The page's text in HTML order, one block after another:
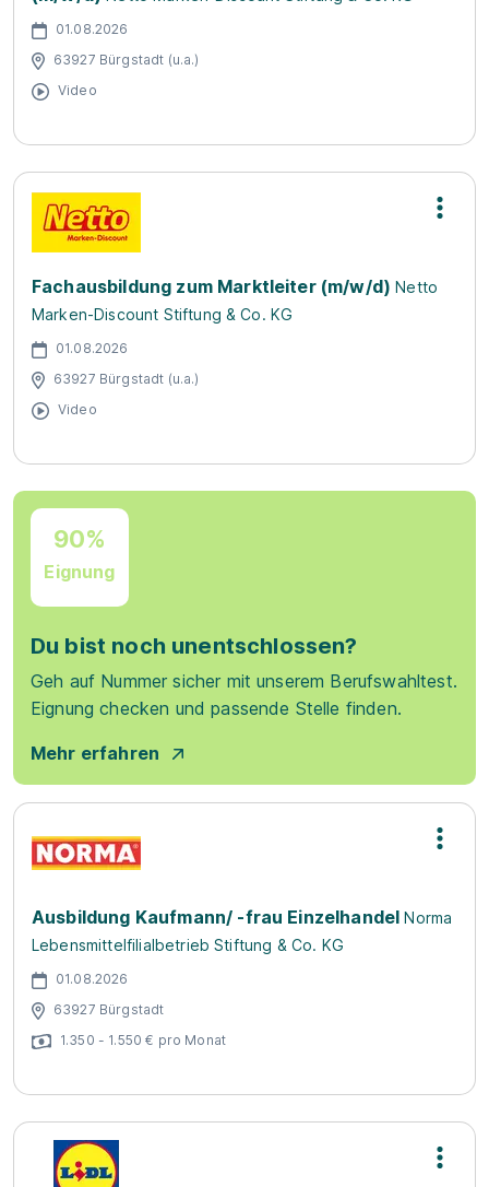
01.08.2026
63927 Bürgstadt (u.a.)
Video
Fachausbildung zum Marktleiter (m/w/d) Netto
Marken-Discount Stiftung & Co. KG
01.08.2026
63927 Bürgstadt (u.a.)
Video
90%
Eignung
Du bist noch unentschlossen?
Geh auf Nummer sicher mit unserem Berufswahltest.
Eignung checken und passende Stelle finden.
Mehr erfahren
Ausbildung Kaufmann/ -frau Einzelhandel Norma
Lebensmittelfilialbetrieb Stiftung & Co. KG
01.08.2026
63927 Bürgstadt
1.350 - 1.550 € pro Monat